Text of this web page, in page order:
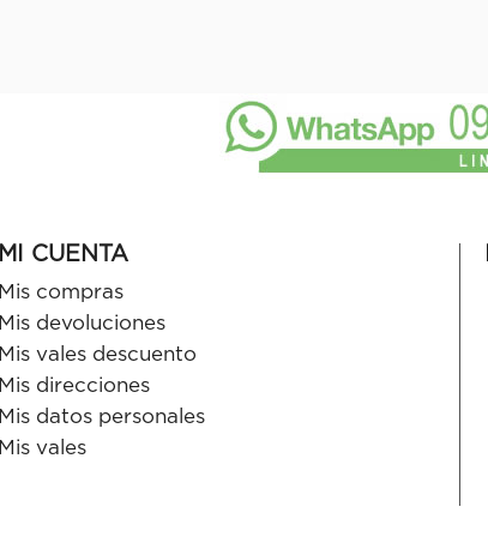
MI CUENTA
Mis compras
Mis devoluciones
Mis vales descuento
Mis direcciones
Mis datos personales
Mis vales